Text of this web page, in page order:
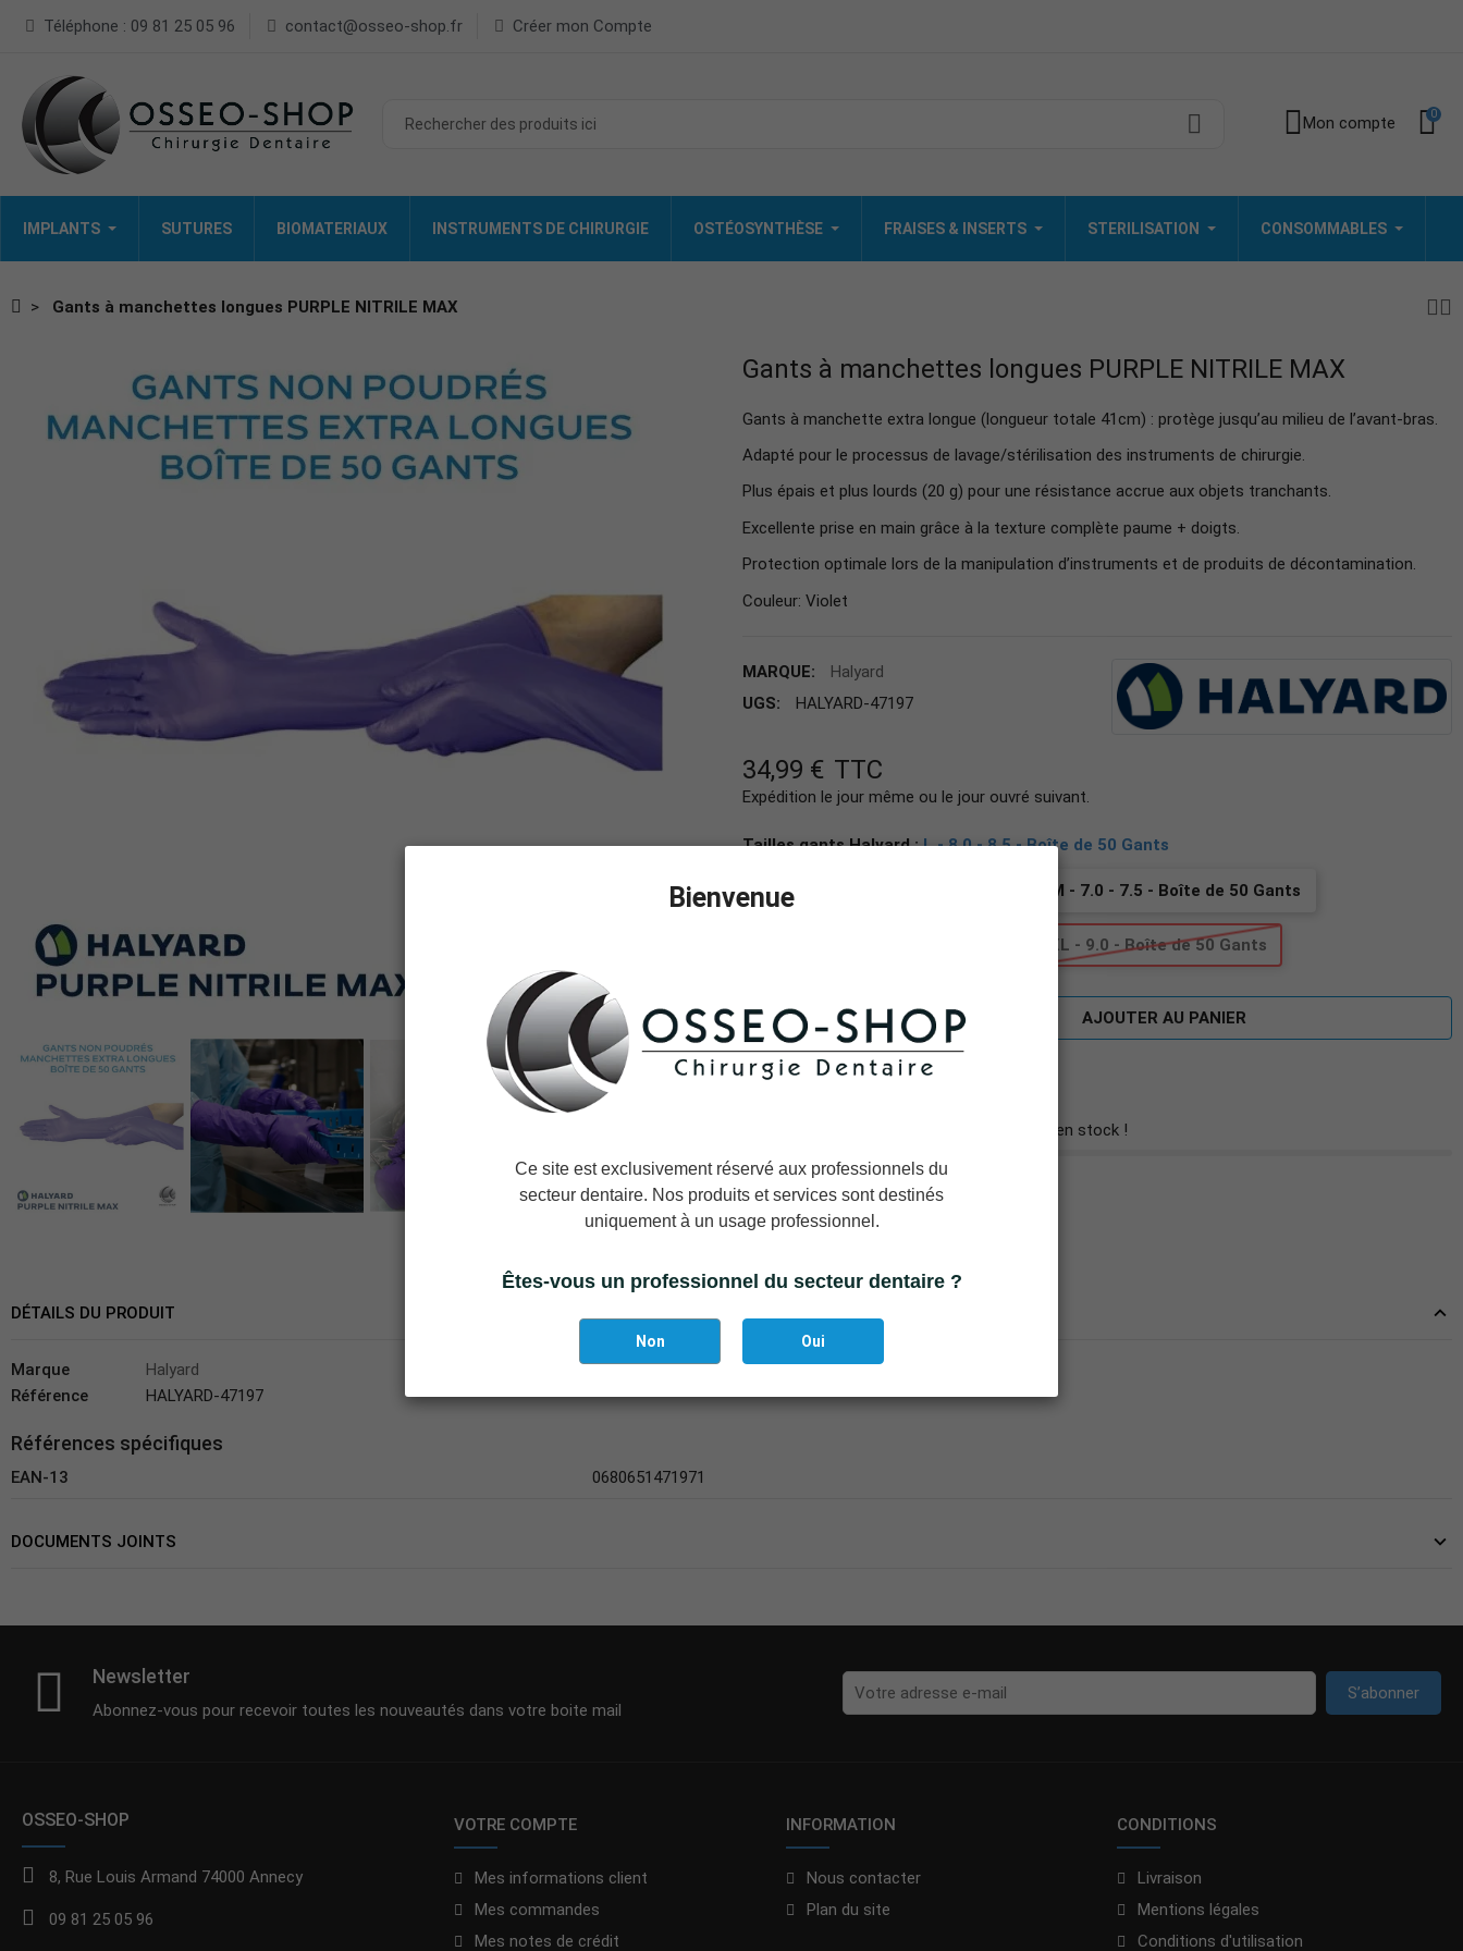
Téléphone : 09 81 25 05 96 contact@osseo-shop.fr Créer mon Compte
Mon compte 0
IMPLANTS SUTURES BIOMATERIAUX INSTRUMENTS DE CHIRURGIE OSTÉOSYNTHÈSE FRAISES & INSERTS STERILISATION CONSOMMABLES
Gants à manchettes longues PURPLE NITRILE MAX
Gants à manchettes longues PURPLE NITRILE MAX
Gants à manchette extra longue (longueur totale 41cm) : protège jusqu’au milieu de l’avant-bras.
Adapté pour le processus de lavage/stérilisation des instruments de chirurgie.
Plus épais et plus lourds (20 g) pour une résistance accrue aux objets tranchants.
Excellente prise en main grâce à la texture complète paume + doigts.
Protection optimale lors de la manipulation d’instruments et de produits de décontamination.
Couleur: Violet
MARQUE:
Halyard
UGS:
HALYARD-47197
34,99 € TTC
Expédition le jour même ou le jour ouvré suivant.
Tailles gants Halyard :L - 8.0 - 8.5 - Boîte de 50 Gants
S - 6.0 - 6.5 - Boîte de 50 Gants M - 7.0 - 7.5 - Boîte de 50 Gants
XL - 9.0 - Boîte de 50 Gants
− + AJOUTER AU PANIER
Ajouter à la liste des favoris
article(s) restant(s) en stock !
DÉTAILS DU PRODUIT
Marque
Halyard
Référence
HALYARD-47197
Références spécifiques
EAN-13 0680651471971
DOCUMENTS JOINTS
Bienvenue
Ce site est exclusivement réservé aux professionnels du
secteur dentaire. Nos produits et services sont destinés
uniquement à un usage professionnel.
Êtes-vous un professionnel du secteur dentaire ?
Non Oui
Newsletter
Abonnez-vous pour recevoir toutes les nouveautés dans votre boite mail
S’abonner
OSSEO-SHOP
8, Rue Louis Armand 74000 Annecy
09 81 25 05 96
VOTRE COMPTE
Mes informations client
Mes commandes
Mes notes de crédit
INFORMATION
Nous contacter
Plan du site
CONDITIONS
Livraison
Mentions légales
Conditions d'utilisation